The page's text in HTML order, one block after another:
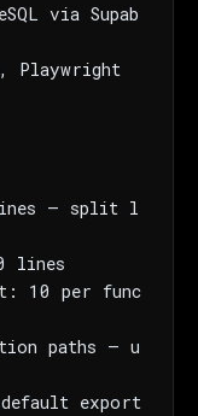
via Supab
— split l
lines
10 per func
paths — u
export